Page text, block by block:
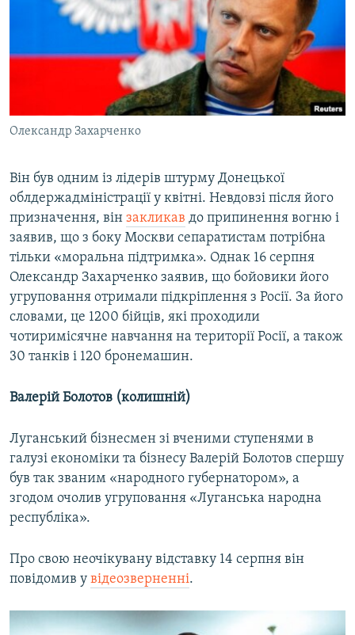
Олександр Захарченко
Він був одним із лідерів штурму Донецької
облдержадміністрації у квітні. Невдовзі після його
призначення, він закликав до припинення вогню і
заявив, що з боку Москви сепаратистам потрібна
тільки «моральна підтримка». Однак 16 серпня
Олександр Захарченко заявив, що бойовики його
угруповання отримали підкріплення з Росії. За його
словами, це 1200 бійців, які проходили
чотиримісячне навчання на території Росії, а також
30 танків і 120 бронемашин.
Валерій Болотов (колишній)
Луганський бізнесмен зі вченими ступенями в
галузі економіки та бізнесу Валерій Болотов спершу
був так званим «народного губернатором», а
згодом очолив угруповання «Луганська народна
республіка».
Про свою неочікувану відставку 14 серпня він
повідомив у відеозверненні.